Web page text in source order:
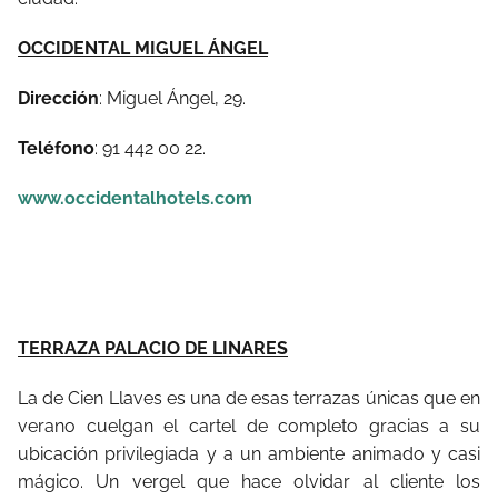
OCCIDENTAL MIGUEL ÁNGEL
Dirección: Miguel Ángel, 29.
Teléfono: 91 442 00 22.
www.occidentalhotels.com
TERRAZA PALACIO DE LINARES
La de Cien Llaves es una de esas terrazas únicas que en
verano cuelgan el cartel de completo gracias a su
ubicación privilegiada y a un ambiente animado y casi
mágico. Un vergel que hace olvidar al cliente los